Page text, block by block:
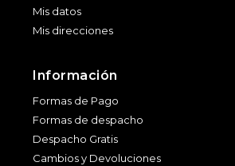
Mis datos
Mis direcciones
Información
Formas de Pago
Formas de despacho
Despacho Gratis
Cambios y Devoluciones